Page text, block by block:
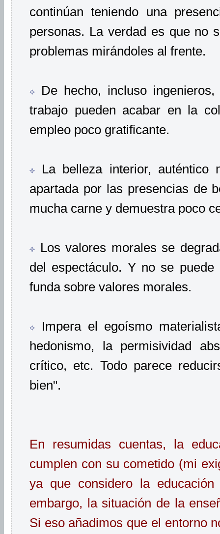
continúan teniendo una
personas. La verdad es que no
problemas mirándoles al frente.
De hecho, incluso
trabajo pueden acabar en la
empleo poco gratificante.
La belleza interior,
apartada por las presencias de
mucha carne y demuestra poco
Los valores morales se
del espectáculo. Y no se
funda sobre valores morales.
Impera el egoísmo
hedonismo, la permisividad
crítico, etc. Todo parece
bien".
En resumidas cuentas, la
cumplen con su cometido (mi
ya que considero la
embargo, la situación de la
Si eso añadimos que el entorno